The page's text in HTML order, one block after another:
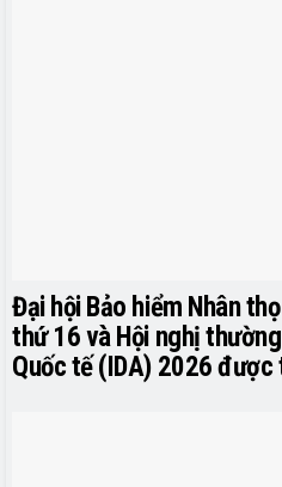
Đại hội Bảo hiểm Nhân
thứ 16 và Hội nghị
Quốc tế (IDA) 2026